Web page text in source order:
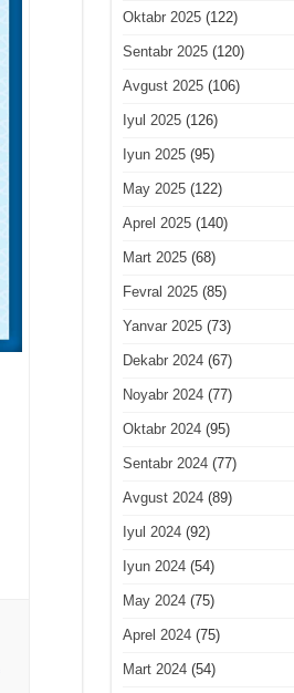
Oktabr 2025(122)
Sentabr 2025(120)
Avgust 2025(106)
Iyul 2025(126)
Iyun 2025(95)
May 2025(122)
Aprel 2025(140)
Mart 2025(68)
Fevral 2025(85)
Yanvar 2025(73)
Dekabr 2024(67)
Noyabr 2024(77)
Oktabr 2024(95)
Sentabr 2024(77)
Avgust 2024(89)
Iyul 2024(92)
Iyun 2024(54)
May 2024(75)
Aprel 2024(75)
Mart 2024(54)